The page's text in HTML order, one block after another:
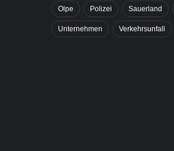
Olpe Polizei Sauerland
Unternehmen Verkehrsunfall